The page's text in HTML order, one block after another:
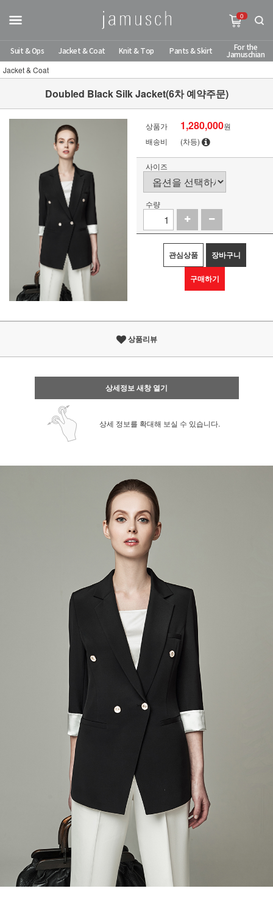
0
Suit & Ops Jacket & Coat Knit & Top Pants & Skirt
For the
Jamuschian
Jacket & Coat
Doubled Black Silk Jacket(6차 예약주문)
상품가 1,280,000원
배송비
(차등)
사이즈
수량
관심상품 장바구니
구매하기
상품리뷰
상세정보 새창 열기
상세 정보를 확대해 보실 수 있습니다.